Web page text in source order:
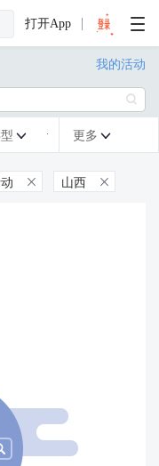
打开App
我的活动

 更多 
 山西 